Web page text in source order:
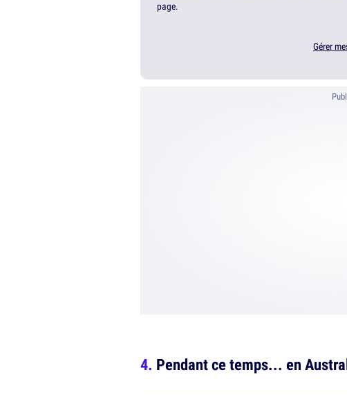
page.
Gérer
Pendant ce temps... en